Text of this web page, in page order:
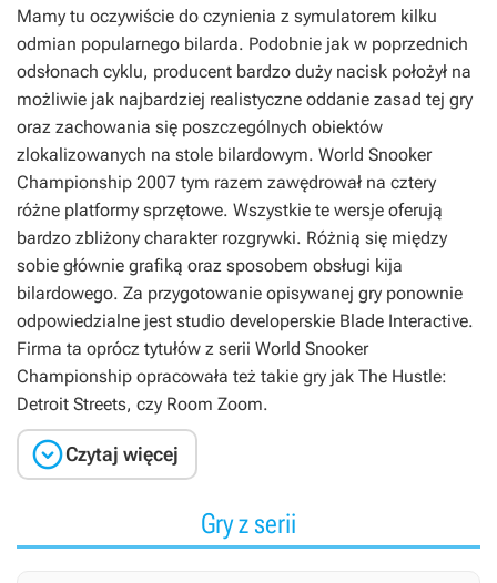
Mamy tu oczywiście do czynienia z symulatorem kilku
odmian popularnego bilarda. Podobnie jak w poprzednich
odsłonach cyklu, producent bardzo duży nacisk położył na
możliwie jak najbardziej realistyczne oddanie zasad tej gry
oraz zachowania się poszczególnych obiektów
zlokalizowanych na stole bilardowym. World Snooker
Championship 2007 tym razem zawędrował na cztery
różne platformy sprzętowe. Wszystkie te wersje oferują
bardzo zbliżony charakter rozgrywki. Różnią się między
sobie głównie grafiką oraz sposobem obsługi kija
bilardowego. Za przygotowanie opisywanej gry ponownie
odpowiedzialne jest studio developerskie Blade Interactive.
Firma ta oprócz tytułów z serii World Snooker
Championship opracowała też takie gry jak The Hustle:
Detroit Streets, czy Room Zoom.
Czytaj więcej
Gry z serii